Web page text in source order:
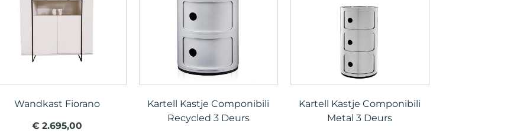
Wandkast Fiorano
€ 2.695,00
Kartell Kastje Componibili
Recycled 3 Deurs
Kartell Kastje Componibili
Metal 3 Deurs